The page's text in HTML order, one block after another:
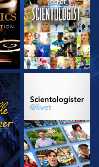
SE
UDFORSK SERIEN